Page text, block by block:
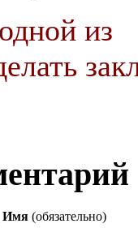
из
Имя (обязательно)